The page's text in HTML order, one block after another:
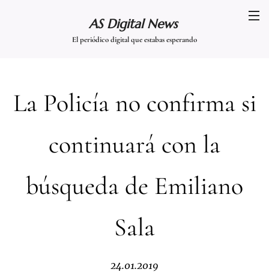
AS Digital News
El periódico digital que estabas esperando
La Policía no confirma si
continuará con la
búsqueda de Emiliano
Sala
24.01.2019